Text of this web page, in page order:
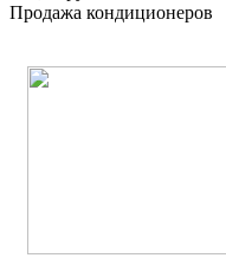
Продажа кондиционеров